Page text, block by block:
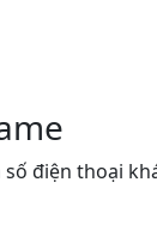
số điện thoại